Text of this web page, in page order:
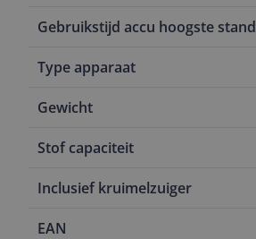
Gebruikstijd accu hoogste stand
Type apparaat
Gewicht
Stof capaciteit
Inclusief kruimelzuiger
EAN